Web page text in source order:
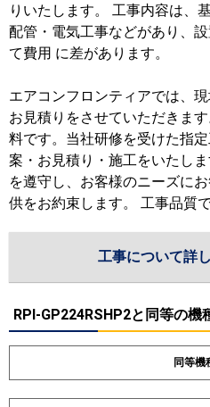
りいたします。 工事内容は、
配管・電気工事などがあり、
て費用 に差があります。
エアコンフロンティアでは、
お見積りをさせていただきま
料です。当社研修を受けた指
案・お見積り・施工をいたし
を遵守し、お客様のニーズに
供をお約束します。 工事品質
工事について詳
RPI-GP224RSHP2と同等の機
同等機
ダイキン